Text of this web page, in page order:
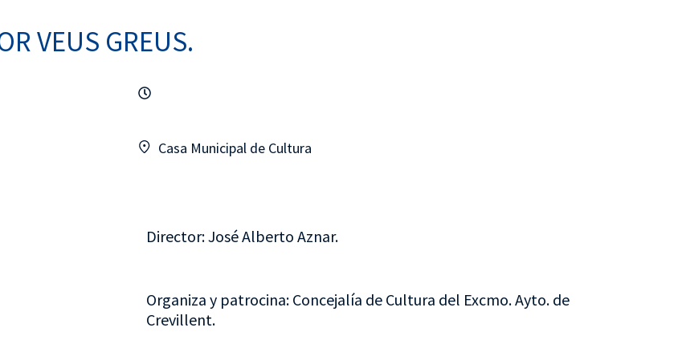
VEUS GREUS.
Casa Municipal de Cultura
Director: José Alberto Aznar.
Organiza y patrocina: Concejalía de Cultura del Excmo. Ayto. de
Crevillent.